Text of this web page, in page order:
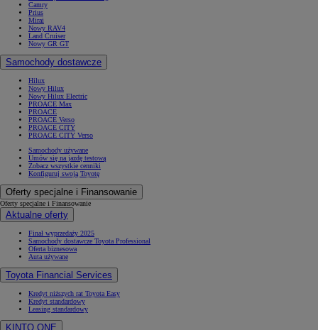
Camry
Prius
Mirai
Nowy RAV4
Land Cruiser
Nowy GR GT
Samochody dostawcze
Hilux
Nowy Hilux
Nowy Hilux Electric
PROACE Max
PROACE
PROACE Verso
PROACE CITY
PROACE CITY Verso
Samochody używane
Umów się na jazdę testową
Zobacz wszystkie cenniki
Konfiguruj swoją Toyotę
Oferty specjalne i Finansowanie
Oferty specjalne i Finansowanie
Aktualne oferty
Finał wyprzedaży 2025
Samochody dostawcze Toyota Professional
Oferta biznesowa
Auta używane
Toyota Financial Services
Kredyt niższych rat Toyota Easy
Kredyt standardowy
Leasing standardowy
KINTO ONE